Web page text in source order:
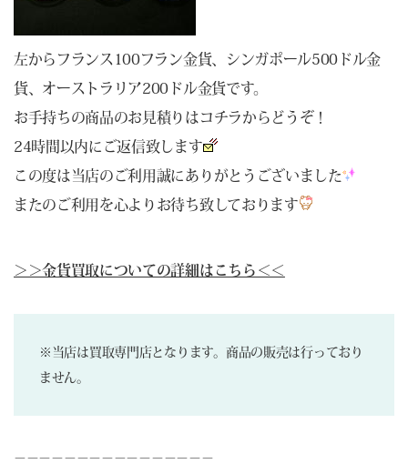
左からフランス100フラン金貨、シンガポール500ドル金
貨、オーストラリア200ドル金貨です。
お手持ちの商品のお見積りはコチラからどうぞ！
24時間以内にご返信致します
この度は当店のご利用誠にありがとうございました
またのご利用を心よりお待ち致しております
＞＞金貨買取についての詳細はこちら＜＜
※当店は買取専門店となります。商品の販売は行っており
ません。
－－－－－－－－－－－－－－－－